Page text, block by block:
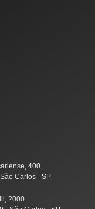
400
Carlos - SP
2000